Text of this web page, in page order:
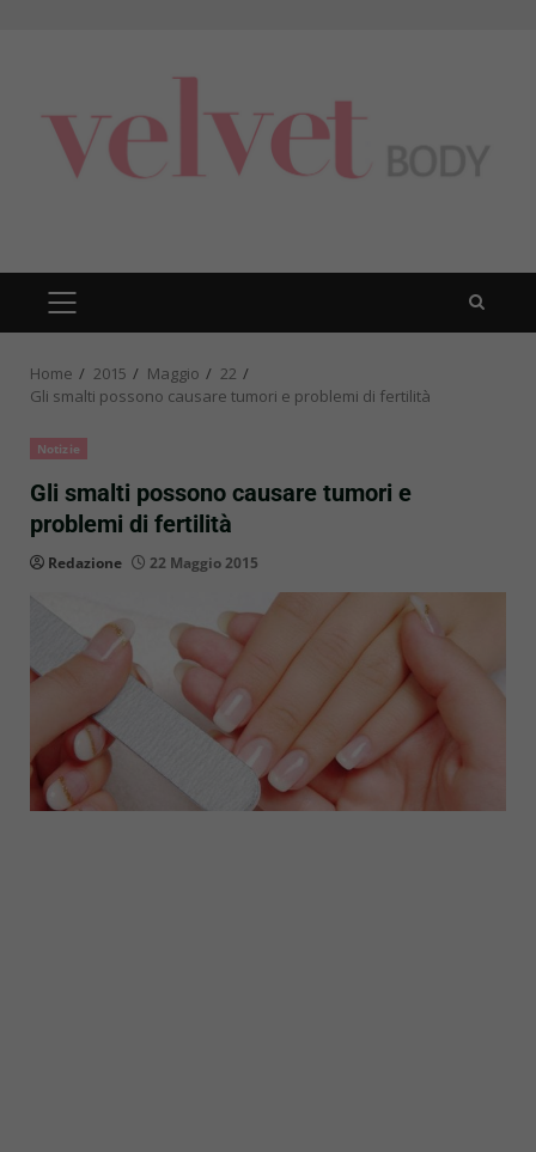
PRIMARY
MENU
Home 2015 Maggio
22
Gli smalti possono causare tumori e problemi di fertilità
Notizie
Gli smalti possono causare tumori e
problemi di fertilità
Redazione 22 Maggio 2015